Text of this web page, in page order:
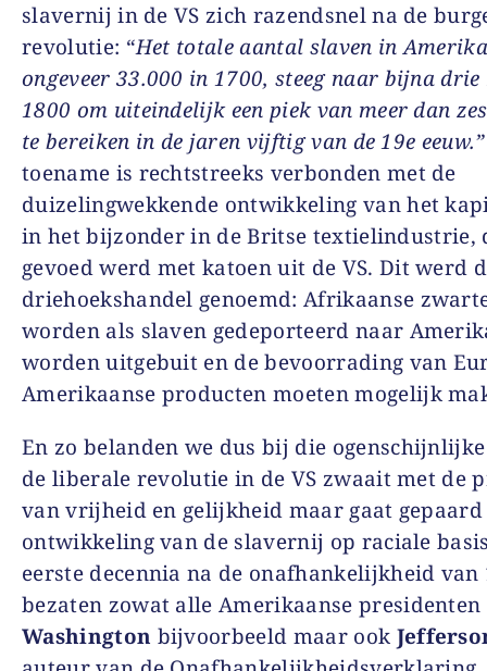
slavernij in de VS zich razendsnel na de
revolutie: “Het totale aantal slaven in
ongeveer 33.000 in 1700, steeg naar bijna
1800 om uiteindelijk een piek van meer dan
te bereiken in de jaren vijftig van de 19e eeuw.”
toename is rechtstreeks verbonden met de
duizelingwekkende ontwikkeling van het
in het bijzonder in de Britse textielindustrie,
gevoed werd met katoen uit de VS. Dit werd
driehoekshandel genoemd: Afrikaanse
worden als slaven gedeporteerd naar
worden uitgebuit en de bevoorrading van
Amerikaanse producten moeten mogelijk
En zo belanden we dus bij die
de liberale revolutie in de VS zwaait met de
van vrijheid en gelijkheid maar gaat gepaard
ontwikkeling van de slavernij op raciale
eerste decennia na de onafhankelijkheid van
bezaten zowat alle Amerikaanse presidenten
Washington bijvoorbeeld maar ook